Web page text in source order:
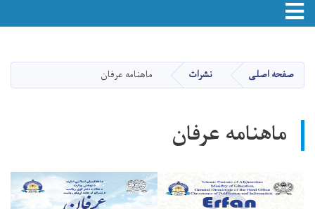
main
content
Toggle navigation
صفحه اصلی نشرات ماهنامه عرفان
ماهنامه عرفان